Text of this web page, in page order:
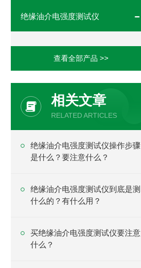
绝缘油介电强度测试仪
查看全部产品 >>
相关文章
RELATED ARTICLES
绝缘油介电强度测试仪操作步骤
是什么？要注意什么？
绝缘油介电强度测试仪到底是测
什么的？有什么用？
买绝缘油介电强度测试仪要注意
什么？